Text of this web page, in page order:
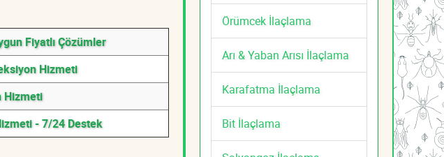
Fiyatlı Çözümler
Hizmeti
Hizmeti
- 7/24 Destek
Örümcek İlaçlama
Arı & Yaban Arısı İlaçlama
Karafatma İlaçlama
Bit İlaçlama